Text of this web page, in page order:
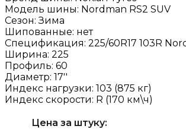
Модель шины: Nordman RS2 SUV
Сезон:Зима
Шипованные: нет
Спецификация: 225/60R17 103R
Ширина: 225
Профиль: 60
Диаметр: 17''
Индекс нагрузки: 103 (875 кг)
Индекс скорости: R (170 км\ч)
Цена за штуку: